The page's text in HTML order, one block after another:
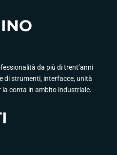
da più di trent’anni
di strumenti, interfacce, unità
conta in ambito industriale.